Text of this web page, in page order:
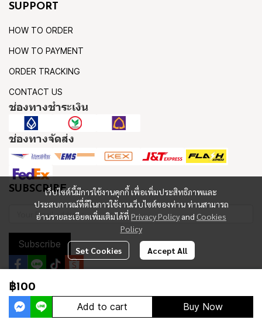
฿100
Add to cart
Buy Now
เว็บไซต์นี้มีการใช้งานคุกกี้ เพื่อเพิ่มประสิทธิภาพและ
ประสบการณ์ที่ดีในการใช้งานเว็บไซต์ของท่าน ท่านสามารถ
อ่านรายละเอียดเพิ่มเติมได้ที่ Privacy Policy and Cookies
Policy
Set Cookies Accept All
SUPPORT
HOW TO ORDER
HOW TO PAYMENT
ORDER TRACKING
CONTACT US
ช่องทางชำระเงิน
ช่องทางจัดส่ง
SUBSCRIBE
Subscribe
Copyright 2023 | All Rights Reserved | Powered by MWE
Powered By MakeWebEasy